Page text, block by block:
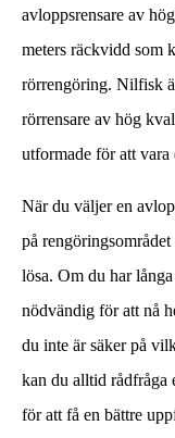
avloppsrensare av
meters räckvidd som
rörrengöring. Nilfisk
rörrensare av hög
utformade för att
När du väljer en
på
lösa. Om du har
nödvändig för att nå
du inte är säker på
kan du alltid rådfråga
för att få en bättre